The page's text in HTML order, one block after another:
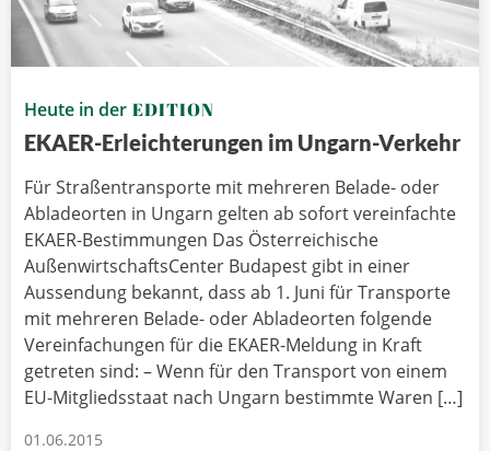
Heute in der EDITION
EKAER-Erleichterungen im Ungarn-Verkehr
Für Straßentransporte mit mehreren Belade- oder
Abladeorten in Ungarn gelten ab sofort vereinfachte
EKAER-Bestimmungen Das Österreichische
AußenwirtschaftsCenter Budapest gibt in einer
Aussendung bekannt, dass ab 1. Juni für Transporte
mit mehreren Belade- oder Abladeorten folgende
Vereinfachungen für die EKAER-Meldung in Kraft
getreten sind: – Wenn für den Transport von einem
EU-Mitgliedsstaat nach Ungarn bestimmte Waren […]
01.06.2015